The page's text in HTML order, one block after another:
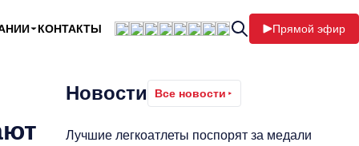
КОНТАКТЫ Прямой эфир
Новости Все новости
Лучшие легкоатлеты поспорят за медали